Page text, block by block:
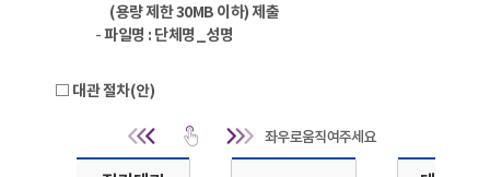
(용량 제한 30MB 이하) 제출
-파일명 : 단체명_성명
□ 대관 절차(안)
대관 절차(안) | 대